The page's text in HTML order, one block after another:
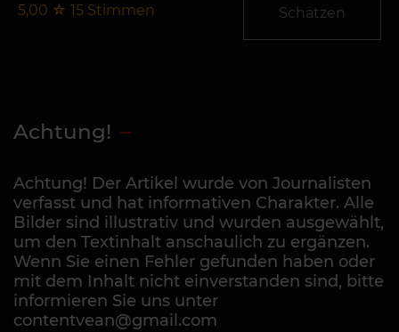
5,00 ☆ 15 Stimmen Schätzen
Achtung!
Achtung! Der Artikel wurde von Journalisten
verfasst und hat informativen Charakter. Alle
Bilder sind illustrativ und wurden ausgewählt,
um den Textinhalt anschaulich zu ergänzen.
Wenn Sie einen Fehler gefunden haben oder
mit dem Inhalt nicht einverstanden sind, bitte
informieren Sie uns unter
contentvean@gmail.com